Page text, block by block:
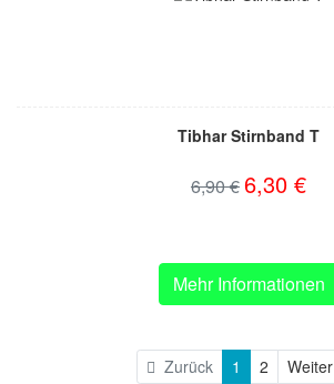
Tibhar Stirnband T
6,90 €6,30 €
Mehr Informationen
Zurück 1 2 Weiter